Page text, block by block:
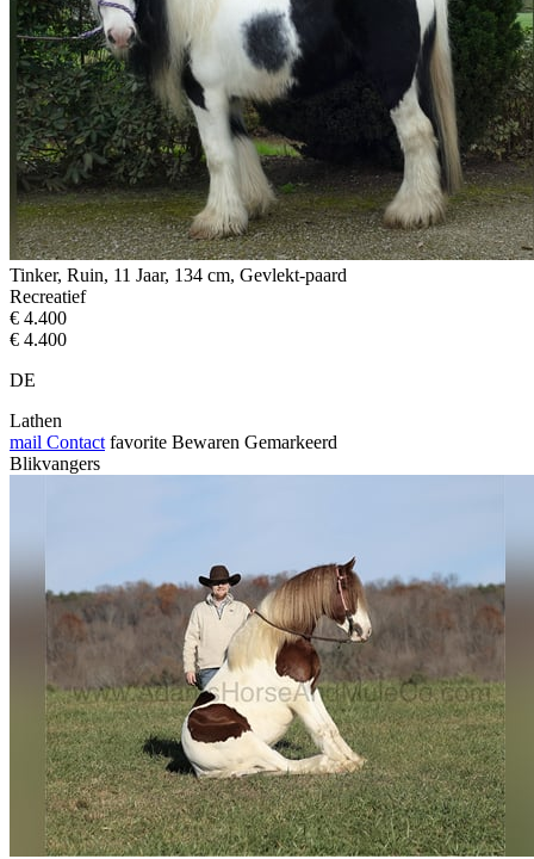
Tinker, Ruin, 11 Jaar, 134 cm, Gevlekt-paard
Recreatief
€ 4.400
€ 4.400
DE
Lathen
mail Contact favorite Bewaren Gemarkeerd
Blikvangers